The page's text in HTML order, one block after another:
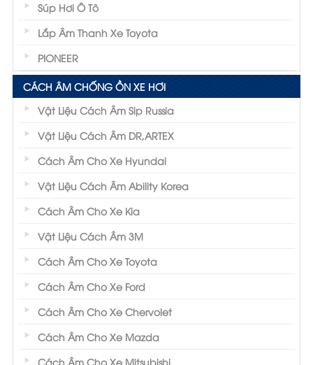
Súp Hơi Ô Tô
Lắp Âm Thanh Xe Toyota
PIONEER
CÁCH ÂM CHỐNG ỒN XE HƠI
Vật Liệu Cách Âm Sip Russia
Vật Liệu Cách Âm DR,ARTEX
Cách Âm Cho Xe Hyundai
Vật Liệu Cách Âm Ability Korea
Cách Âm Cho Xe Kia
Vật Liệu Cách Âm 3M
Cách Âm Cho Xe Toyota
Cách Âm Cho Xe Ford
Cách Âm Cho Xe Chervolet
Cách Âm Cho Xe Mazda
Cách Âm Cho Xe Mitsubishi